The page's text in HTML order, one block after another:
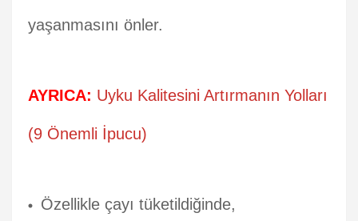
yaşanmasını önler.
AYRICA: Uyku Kalitesini Artırmanın Yolları
(9 Önemli İpucu)
Özellikle çayı tüketildiğinde,